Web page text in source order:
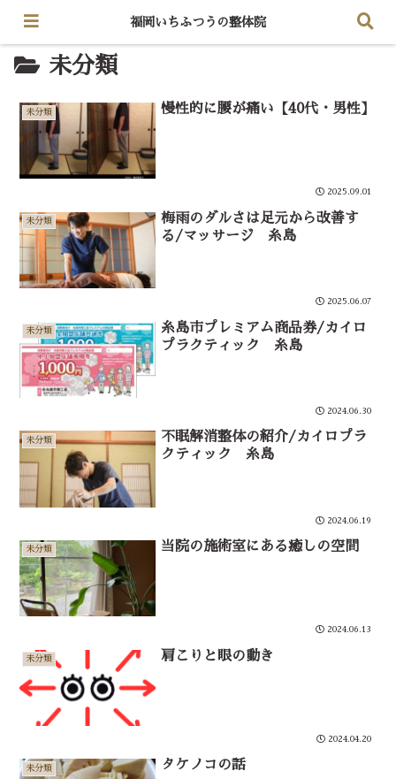
未分類
未分類 慢性的に腰が痛い【40代・男性】
2025.09.01
未分類
梅雨のダルさは足元から改善す
る/マッサージ 糸島
2025.06.07
未分類
糸島市プレミアム商品券/カイロ
プラクティック 糸島
2024.06.30
未分類
不眠解消整体の紹介/カイロプラ
クティック 糸島
2024.06.19
未分類 当院の施術室にある癒しの空間
2024.06.13
未分類 肩こりと眼の動き
2024.04.20
未分類 タケノコの話
福岡いちふつうの整体院